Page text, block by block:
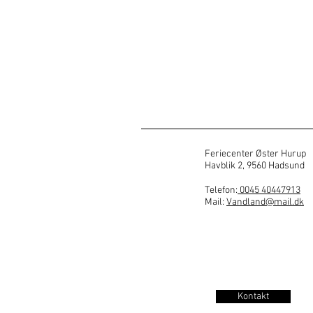
Feriecenter Øster Hurup
Havblik 2, 9560 Hadsund
Telefon: 0045 40447913
Mail: Vandland@mail.dk
Kontakt